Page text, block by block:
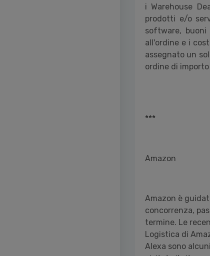
i Warehouse
prodotti e/o
software, buoni
all'ordine e i
assegnato un
ordine di
***
Amazon
Amazon è
concorrenza,
termine. Le
Logistica di
Alexa sono